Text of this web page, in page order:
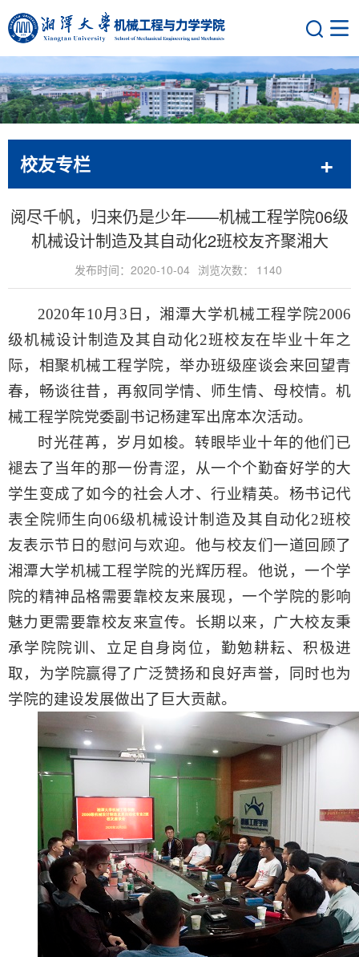
校友专栏
阅尽千帆，归来仍是少年——机械工程学院06级
机械设计制造及其自动化2班校友齐聚湘大
发布时间：2020-10-04 浏览次数： 1140
2020年10月 3 日，湘潭大学机械工程学院2006
级机械设计制造及其自动化2班校友在毕业十年之
际，相聚机械工程学院，举办班级座谈会来回望青
春，畅谈往昔，再叙同学情、师生情、母校情。机
械工程学院党委副书记杨建军出席本次活动。
时光荏苒，岁月如梭。转眼毕业十年的他们已
褪去了当年的那一份青涩，从一个个勤奋好学的大
学生变成了如今的社会人才、行业精英。杨书记代
表全院师生向06级机械设计制造及其自动化2班校
友表示节日的慰问与欢迎。他与校友们一道回顾了
湘潭大学机械工程学院的光辉历程。他说，一个学
院的精神品格需要靠校友来展现，一个学院的影响
魅力更需要靠校友来宣传。长期以来，广大校友秉
承学院院训、立足自身岗位，勤勉耕耘、积极进
取，为学院赢得了广泛赞扬和良好声誉，同时也为
学院的建设发展做出了巨大贡献。